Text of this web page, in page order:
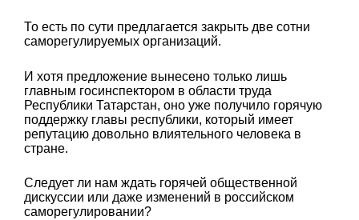
То есть по сути предлагается закрыть две сотни
саморегулируемых организаций.
И хотя предложение вынесено только лишь
главным госинспектором в области труда
Республики Татарстан, оно уже получило горячую
поддержку главы республики, который имеет
репутацию довольно влиятельного человека в
стране.
Следует ли нам ждать горячей общественной
дискуссии или даже изменений в российском
саморегулировании?